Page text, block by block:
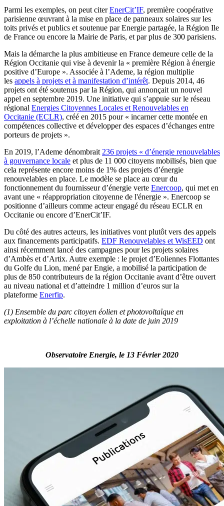
Parmi les exemples, on peut citerEnerCit’IF, première coopérative
parisienne œuvrant à la mise en place de panneaux solaires sur les
toits privés et publics et soutenue par Energie partagée, la Région Ile
de France ou encore la Mairie de Paris, et par plus de 300 parisiens.
Mais la démarche la plus ambitieuse en France demeure celle de la
Région Occitanie qui vise à devenir la « première Région à énergie
positive d’Europe ». Associée à l’Ademe, la région multiplie
les appels à projets et à manifestation d’intérêt. Depuis 2014, 46
projets ont été soutenus par la Région, qui annonçait un nouvel
appel en septembre 2019. Une initiative qui s’appuie sur le réseau
régional Energies Citoyennes Locales et Renouvelables en
Occitanie (ECLR), créé en 2015 pour « incarner cette montée en
compétences collective et développer des espaces d’échanges entre
porteurs de projets ».
En 2019, l’Ademe dénombrait 236 projets « d’énergie renouvelables
à gouvernance locale et plus de 11 000 citoyens mobilisés, bien que
cela représente encore moins de 1% des projets d’énergie
renouvelables en place. Le modèle se place au cœur du
fonctionnement du fournisseur d’énergie verte Enercoop, qui met en
avant une « réappropriation citoyenne de l'énergie ». Enercoop se
positionne d’ailleurs comme acteur engagé du réseau ECLR en
Occitanie ou encore d’EnerCit’IF.
Du côté des autres acteurs, les initiatives vont plutôt vers des appels
aux financements participatifs. EDF Renouvelables et WisEED ont
ainsi récemment lancé des campagnes pour les projets solaires
d’Ambès et d’Artix. Autre exemple : le projet d’Eoliennes Flottantes
du Golfe du Lion, mené par Engie, a mobilisé la participation de
plus de 850 contributeurs de la région Occitanie avant d’être ouvert
au niveau national et d’atteindre 1 million d’euros sur la
plateforme Enerfip.
(1) Ensemble du parc citoyen éolien et photovoltaïque en
exploitation à l’échelle nationale à la date de juin 2019
Observatoire Energie, le 13 Février 2020